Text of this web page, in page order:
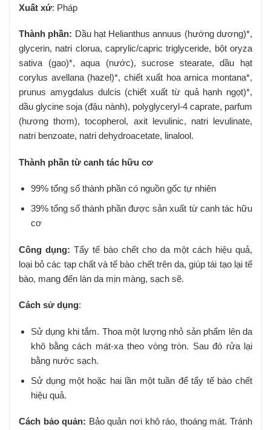
Xuất xứ: Pháp
Thành phần: Dầu hạt Helianthus annuus (hướng dương)*,
glycerin, natri clorua, caprylic/capric triglyceride, bột oryza
sativa (gạo)*, aqua (nước), sucrose stearate, dầu hạt
corylus avellana (hazel)*, chiết xuất hoa arnica montana*,
prunus amygdalus dulcis (chiết xuất từ ​​quả hạnh ngọt)*,
dầu glycine soja (đậu nành), polyglyceryl-4 caprate, parfum
(hương thơm), tocopherol, axit levulinic, natri levulinate,
natri benzoate, natri dehydroacetate, linalool.
Thành phần từ canh tác hữu cơ
99% tổng số thành phần có nguồn gốc tự nhiên
39% tổng số thành phần được sản xuất từ ​​canh tác hữu
cơ
Công dụng: Tẩy tế bào chết cho da một cách hiệu quả,
loại bỏ các tạp chất và tế bào chết trên da, giúp tái tạo lại tế
bào, mang đến làn da mịn màng, sạch sẽ.
Cách sử dụng:
Sử dụng khi tắm. Thoa một lượng nhỏ sản phẩm lên da
khô bằng cách mát-xa theo vòng tròn. Sau đó rửa lại
bằng nước sạch.
Sử dụng một hoặc hai lần một tuần để tẩy tế bào chết
hiệu quả.
Cách bảo quản: Bảo quản nơi khô ráo, thoáng mát. Tránh